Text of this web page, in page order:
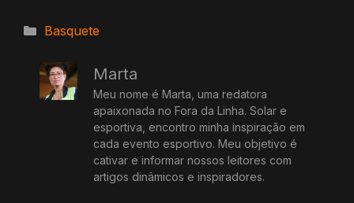
Categorias
Basquete
Marta
Meu nome é Marta, uma redatora
apaixonada no Fora da Linha. Solar e
esportiva, encontro minha inspiração em
cada evento esportivo. Meu objetivo é
cativar e informar nossos leitores com
artigos dinâmicos e inspiradores.